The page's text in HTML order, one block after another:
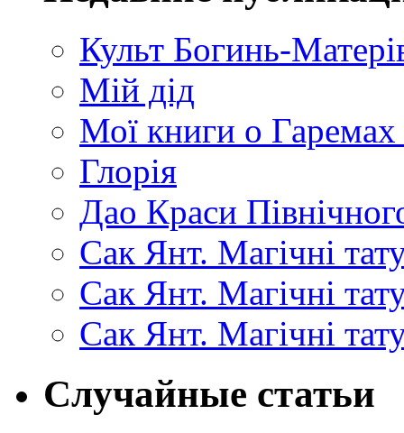
Культ Богинь-
Мій дід
Мої книги о
Глорія
Дао Краси
Сак Янт. Магічні
Сак Янт. Магічні
Сак Янт. Магічні
Случайные статьи